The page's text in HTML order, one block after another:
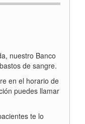
nuestro Banco
de sangre.
en el horario de
puedes llamar
te lo